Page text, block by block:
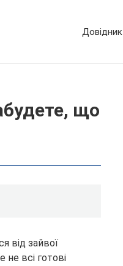
Довідник
що
від зайвої
не всі готові